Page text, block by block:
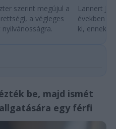
szerint megújul a
a végleges
Lannert
években
ki, ennek
be, majd ismét
egy férfi